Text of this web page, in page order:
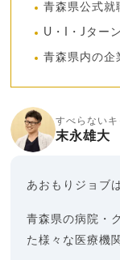
青森県公式就
U・I・Jター
青森県内の企
すべらない
末永雄大
あおもりジョブ
青森県の病院・
た様々な医療機